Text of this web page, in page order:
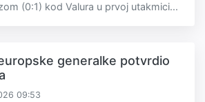
(0:1) kod Valura u prvoj utakmici...
generalke potvrdio
09:53